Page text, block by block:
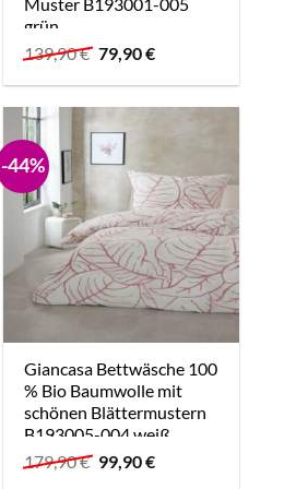
grün
139,90€ Ursprünglicher
Preis
war:
79,90€Aktueller
ist:
-44%
Giancasa Bettwäsche 100
% Bio Baumwolle mit
schönen Blättermustern
B193005-004 weiß
179,90€ Ursprünglicher
Preis
99,90€Aktueller